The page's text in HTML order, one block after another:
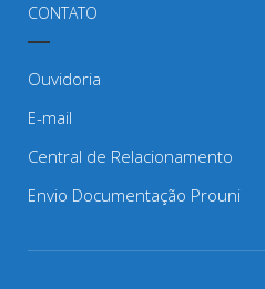
CONTATO
Ouvidoria
E-mail
Central de Relacionamento
Envio Documentação Prouni